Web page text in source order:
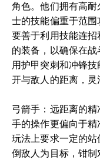
角色。他们拥有高
士的技能偏重于范
要善于利用技能连
的装备，以确保在
用护甲突刺和冲锋
开与敌人的距离，灵
弓箭手：远距离的
手的操作更偏向于精
玩法上要求一定的
倒敌人为目标，钳